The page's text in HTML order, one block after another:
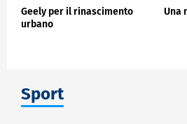
Geely per il rinascimento
urbano
Una
Sport